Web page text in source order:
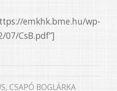
emkhk.bme.hu/wp-
CsB.pdf”]
, CSAPÓ BOGLÁRKA